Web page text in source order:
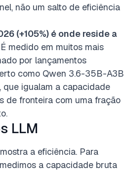
não um salto de eficiência
(+105%) é onde reside a
É medido em muitos mais
por lançamentos
como Qwen 3.6-35B-A3B
que igualam a capacidade
de fronteira com uma fração
LLM
a eficiência. Para
a capacidade bruta